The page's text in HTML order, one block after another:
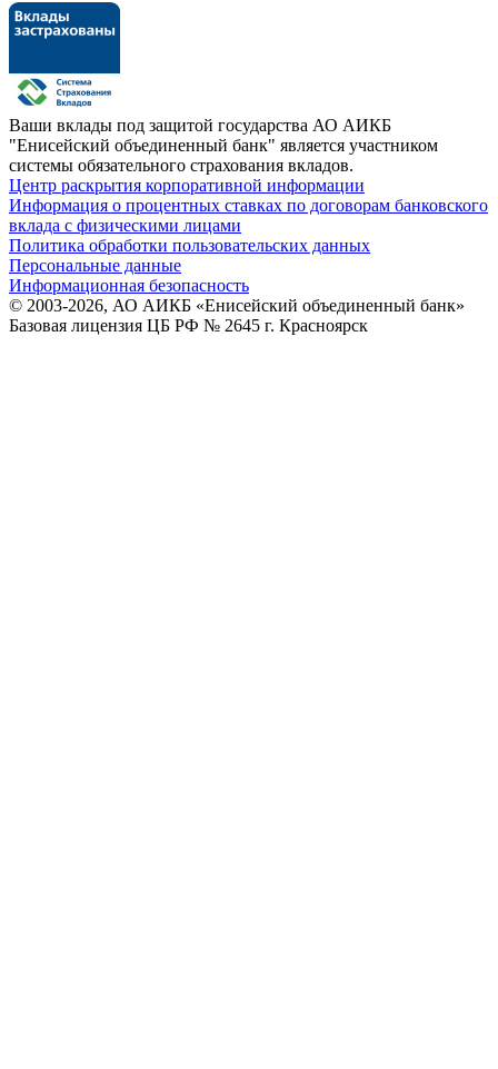
Ваши вклады под защитой государства АО АИКБ
"Енисейский объединенный банк" является участником
системы обязательного страхования вкладов.
Центр раскрытия корпоративной информации
Информация о процентных ставках по договорам банковского
вклада с физическими лицами
Политика обработки пользовательских данных
Персональные данные
Информационная безопасность
© 2003-2026, АО АИКБ «Енисейский объединенный банк»
Базовая лицензия ЦБ РФ № 2645 г. Красноярск